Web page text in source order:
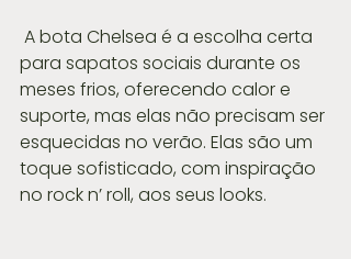
para sapatos sociais durante os
meses frios, oferecendo calor e
suporte, mas elas não precisam ser
esquecidas no verão. Elas são um
toque sofisticado, com inspiração
no rock n’ roll, aos seus looks.